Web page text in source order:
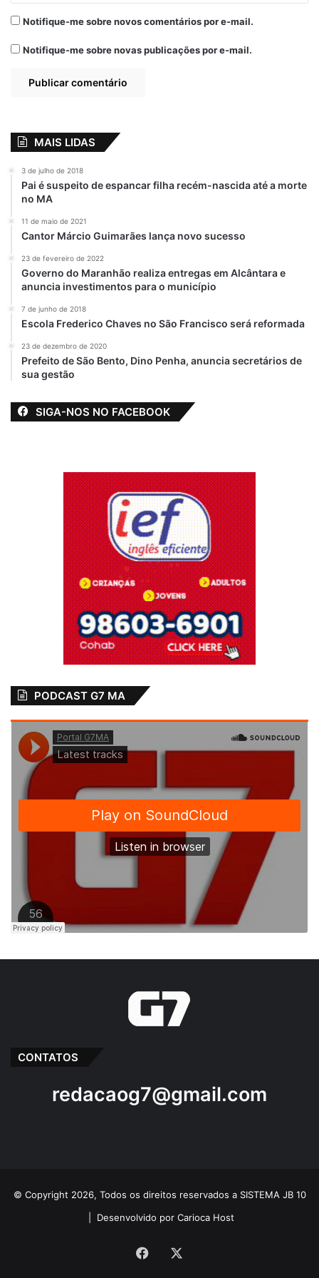
Notifique-me sobre novos comentários por e-mail.
Notifique-me sobre novas publicações por e-mail.
MAIS LIDAS
3 de julho de 2018
Pai é suspeito de espancar filha recém-nascida até a morte
no MA
11 de maio de 2021
Cantor Márcio Guimarães lança novo sucesso
23 de fevereiro de 2022
Governo do Maranhão realiza entregas em Alcântara e
anuncia investimentos para o município
7 de junho de 2018
Escola Frederico Chaves no São Francisco será reformada
23 de dezembro de 2020
Prefeito de São Bento, Dino Penha, anuncia secretários de
sua gestão
SIGA-NOS NO FACEBOOK
PODCAST G7 MA
CONTATOS
redacaog7@gmail.com
© Copyright 2026, Todos os direitos reservados a SISTEMA JB 10
Desenvolvido por Carioca Host
Facebook